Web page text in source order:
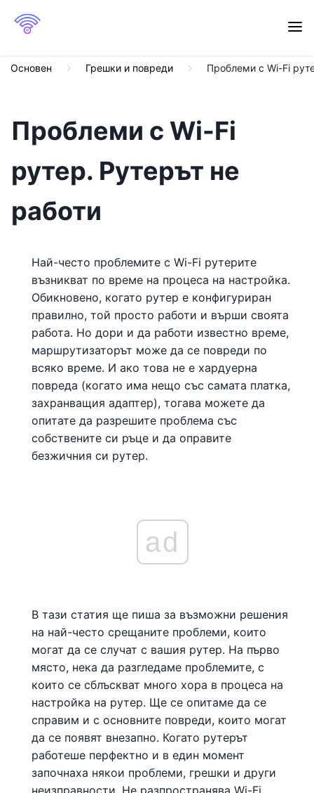
Основен Грешки и повреди Проблеми с Wi-Fi
Проблеми с Wi-Fi
рутер. Рутерът не
работи
Най-често проблемите с Wi-Fi рутерите
възникват по време на процеса на настройка.
Обикновено, когато рутер е конфигуриран
правилно, той просто работи и върши своята
работа. Но дори и да работи известно време,
маршрутизаторът може да се повреди по
всяко време. И ако това не е хардуерна
повреда (когато има нещо със самата платка,
захранващия адаптер), тогава можете да
опитате да разрешите проблема със
собствените си ръце и да оправите
безжичния си рутер.
ad
В тази статия ще пиша за възможни решения
на най-често срещаните проблеми, които
могат да се случат с вашия рутер. На първо
място, нека да разгледаме проблемите, с
които се сблъскват много хора в процеса на
настройка на рутер. Ще се опитаме да се
справим и с основните повреди, които могат
да се появят внезапно. Когато рутерът
работеше перфектно и в един момент
започнаха някои проблеми, грешки и други
неизправности. Не разпространява Wi-Fi,